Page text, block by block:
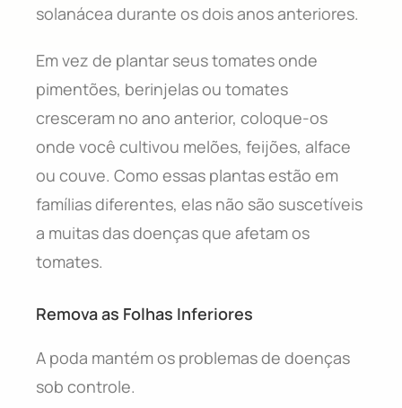
solanácea durante os dois anos anteriores.
Em vez de plantar seus tomates onde
pimentões, berinjelas ou tomates
cresceram no ano anterior, coloque-os
onde você cultivou melões, feijões, alface
ou couve. Como essas plantas estão em
famílias diferentes, elas não são suscetíveis
a muitas das doenças que afetam os
tomates.
Remova as Folhas Inferiores
A poda mantém os problemas de doenças
sob controle.